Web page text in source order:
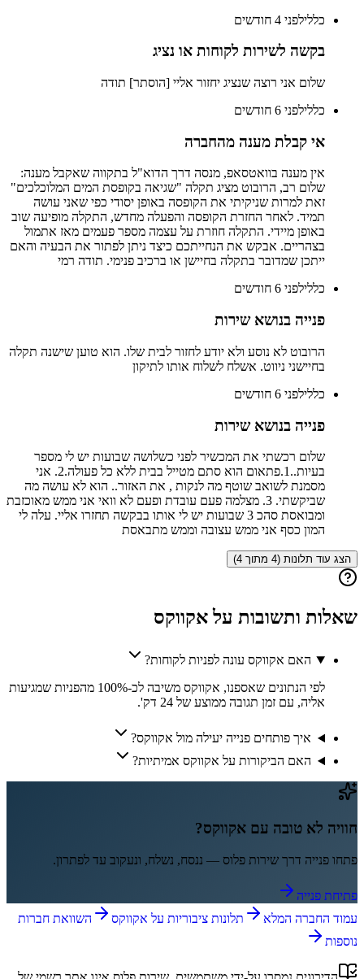
כללילפני 4 חודשים
בקשה לשירות לקוחות או נציג
שלום אני רוצה שנציג יחזור אליי [הוסתר] תודה
כללילפני 6 חודשים
אי קבלת מענה מהחברה
אין מענה בוואטסאפ, מנסה דרך הדוא"ל בתקווה שאקבל מענה:
שלום רב, הרובוט מציג תקלה "שגיאה בקופסת המים המלוכלכים"
זאת למרות שניקיתי את הקופסה באופן יסודי כפי שאני עושה
תמיד. לאחר החזרת הקופסה והפעלה מחדש, התקלה מופיעה שוב
באופן מיידי. התקלה חוזרת על עצמה מספר פעמים מאז אתמול
בצהריים. אבקש את הנחייתכם כיצד ניתן לפתור את הבעיה והאם
ייתכן שמדובר בתקלה בחיישן או ברכיב פנימי. תודה רמי
כללילפני 6 חודשים
פנייה בנושא שירות
הרובוט לא נוסע ולא יודע לחזור לבית שלו. הוא טוען שישנה תקלה
בחיישני ניווט. אשלח לשלוח אותו לתיקון
כללילפני 6 חודשים
פנייה בנושא שירות
שלום רכשתי את המכשיר לפני כשלושה שבועות יש לי מספר
בעיות..1.פתאום הוא סתם מטייל בבית ללא כל פעולה.2. אני
מסמנת לשואב שוטף מה לנקות , את האזור.. הוא לא עושה מה
שביקשתי. 3. מצלמה פעם עובדת ופעם לא וואי אני ממש מאוכזבת
ומבואסת סהכ 3 שבועות יש לי אותו בבקשה תחזרו אליי. עלה לי
המון כסף אני ממש עצובה וממש מתבאסת
הצג עוד תלונות (4 מתוך 4)
שאלות ותשובות על אקווקס
האם אקווקס עונה לפניות לקוחות?
לפי הנתונים שאספנו, אקווקס משיבה לכ-100% מהפניות שמגיעות
אליה, עם זמן תגובה ממוצע של 24 דק'.
איך פותחים פנייה יעילה מול אקווקס?
האם הביקורות על אקווקס אמיתיות?
חוויה לא טובה עם אקווקס?
פתחו פנייה דרך שירות פלוס — ננסח, נשלח, ונעקוב עד לפתרון.
פתיחת פנייה
עמוד החברה המלא
תלונות ציבוריות על אקווקס
השוואת חברות
נוספות